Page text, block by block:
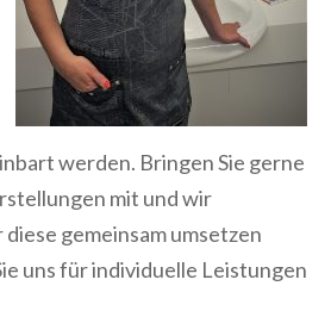
werden. Bringen Sie gerne
mit und wir
gemeinsam umsetzen
uns für individuelle Leistungen